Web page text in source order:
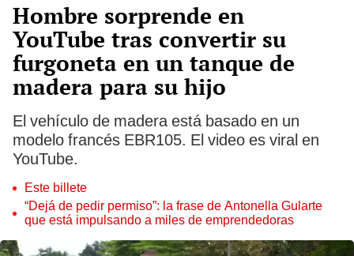
Hombre sorprende en
YouTube tras convertir su
furgoneta en un tanque de
madera para su hijo
El vehículo de madera está basado en un
modelo francés EBR105. El video es viral en
YouTube.
Este billete
“Dejá de pedir permiso”: la frase de Antonella Gularte
que está impulsando a miles de emprendedoras